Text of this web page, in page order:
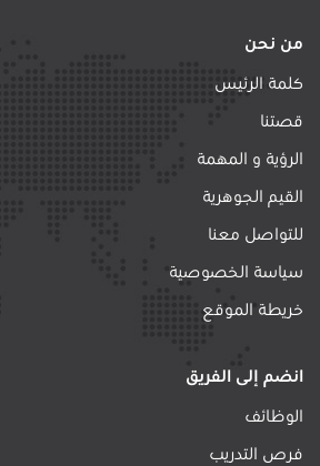
من نحن
كلمة الرئيس
قصتنا
الرؤية و المهمة
القيم الجوهرية
للتواصل معنا
سياسة الخصوصية
خريطة الموقع
انضم إلى الفريق
الوظائف
فرص التدريب